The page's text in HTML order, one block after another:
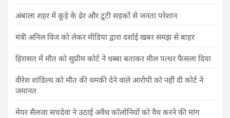
अंबाला शहर में कूड़े के ढेर और टूटी सड़कों से जनता परेशान
मंत्री अनिल विज को लेकर मीडिया द्वारा दर्शाई खबर समझ से बाहर
हिरासत में मौत को सुप्रीम कोर्ट ने धब्बा बताकर मील पत्थर फैसला दिया
वीरेश शांडिल्य को मौत की धमकी देने वाले आरोपी को नहीं दी कोर्ट ने
जमानत
मेयर सैलजा सचदेवा ने उठाई अवैध कॉलोनियों को वैध करने की मांग